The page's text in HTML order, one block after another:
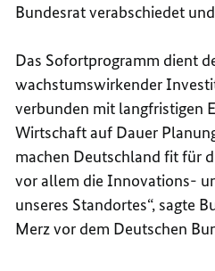
Bundesrat verabschiedet
Das Sofortprogramm dient
wachstumswirkender
verbunden mit langfristigen
Wirtschaft auf Dauer
machen Deutschland fit für
vor allem die Innovations-
unseres Standortes“, sagte
Merz vor dem Deutschen